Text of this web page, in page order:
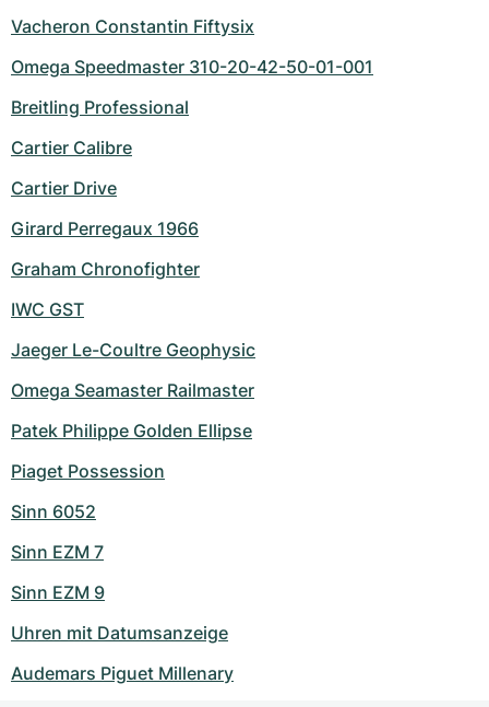
Vacheron Constantin Fiftysix
Omega Speedmaster 310-20-42-50-01-001
Breitling Professional
Cartier Calibre
Cartier Drive
Girard Perregaux 1966
Graham Chronofighter
IWC GST
Jaeger Le-Coultre Geophysic
Omega Seamaster Railmaster
Patek Philippe Golden Ellipse
Piaget Possession
Sinn 6052
Sinn EZM 7
Sinn EZM 9
Uhren mit Datumsanzeige
Audemars Piguet Millenary